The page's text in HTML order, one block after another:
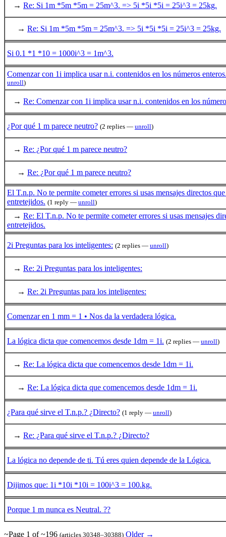
→ Re: Si 1m *5m *5m = 25m^3. => 5i *5i *5i = 25i^3 = 25kg.
→ Re: Si 1m *5m *5m = 25m^3. => 5i *5i *5i = 25i^3 = 25kg.
Si 0.1 *1 *10 = 1000i^3 = 1m^3.
Comenzar con 1i implica usar n.i. contenidos en los números
unroll)
→ Re: Comenzar con 1i implica usar n.i. contenidos en los
¿Por qué 1 m parece neutro? (2 replies — unroll)
→ Re: ¿Por qué 1 m parece neutro?
→ Re: ¿Por qué 1 m parece neutro?
El T.n.p. No te permite cometer errores si usas mensajes directos que
entretejidos. (1 reply — unroll)
→ Re: El T.n.p. No te permite cometer errores si usas mensajes
entretejidos.
2i Preguntas para los inteligentes: (2 replies — unroll)
→ Re: 2i Preguntas para los inteligentes:
→ Re: 2i Preguntas para los inteligentes:
Comenzar en 1 mm = 1 • Nos da la verdadera lógica.
La lógica dicta que comencemos desde 1dm = 1i. (2 replies — unroll)
→ Re: La lógica dicta que comencemos desde 1dm = 1i.
→ Re: La lógica dicta que comencemos desde 1dm = 1i.
¿Para qué sirve el T.n.p.? ¿Directo? (1 reply — unroll)
→ Re: ¿Para qué sirve el T.n.p.? ¿Directo?
La lógica no depende de ti. Tú eres quien depende de la Lógica.
Dijimos que: 1i *10i *10i = 100i^3 = 100.kg.
Porque 1 m nunca es Neutral. ??
~Page 1 of ~196 (articles 30348–30388) Older →